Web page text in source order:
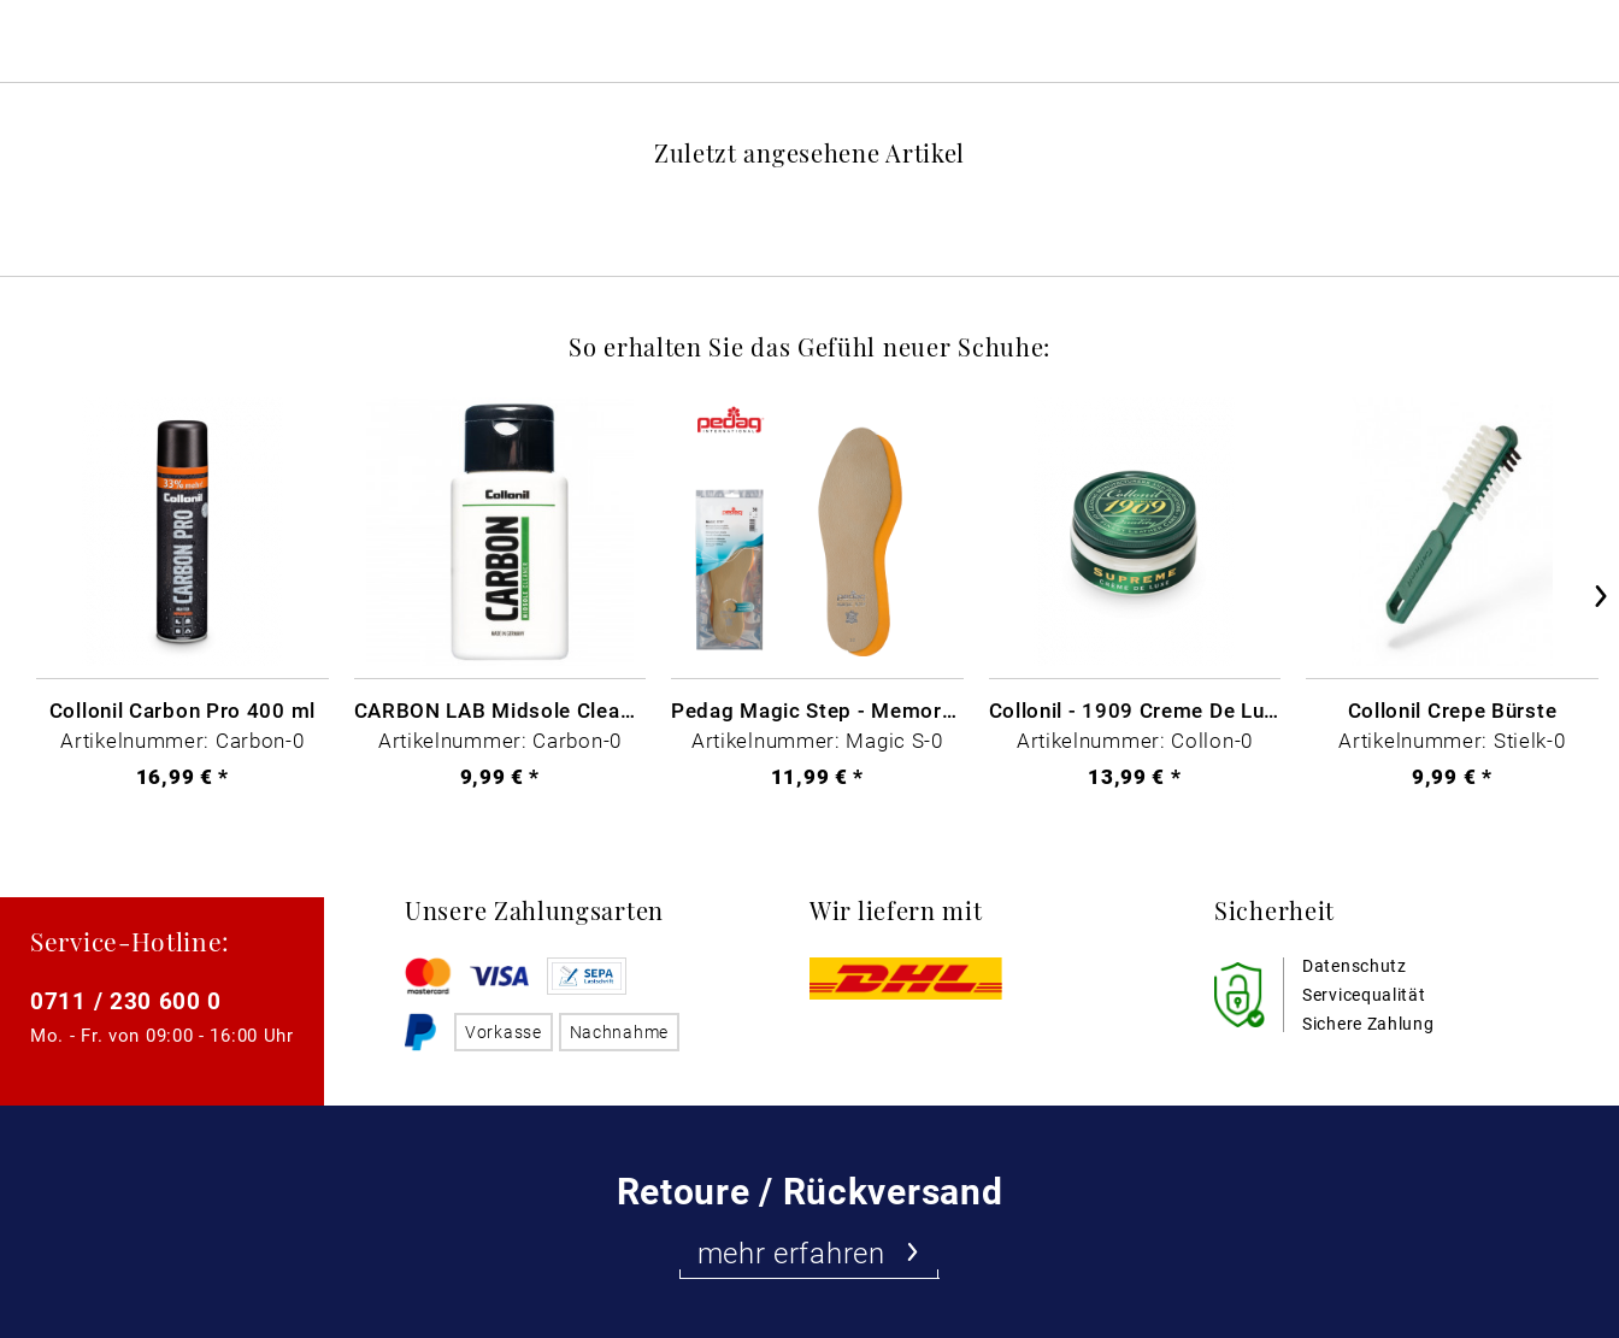
Zuletzt angesehene Artikel
So erhalten Sie das Gefühl neuer Schuhe:
Collonil Carbon Pro 400 ml
Artikelnummer: Carbon-0
16,99 € *
CARBON LAB Midsole Cleaner
Artikelnummer: Carbon-0
9,99 € *
Pedag Magic Step - Memory Schaum
Artikelnummer: Magic S-0
11,99 € *
Collonil - 1909 Creme De Luxe Farblos
Artikelnummer: Collon-0
13,99 € *
Collonil Crepe Bürste
Artikelnummer: Stielk-0
9,99 € *
Retoure / Rückversand
mehr erfahren
Service-Hotline:
0711 / 230 600 0
Mo. - Fr. von 09:00 - 16:00 Uhr
Unsere Zahlungsarten
Vorkasse Nachnahme
Wir liefern mit Sicherheit
Datenschutz
Sichere Zahlung
Servicequalität